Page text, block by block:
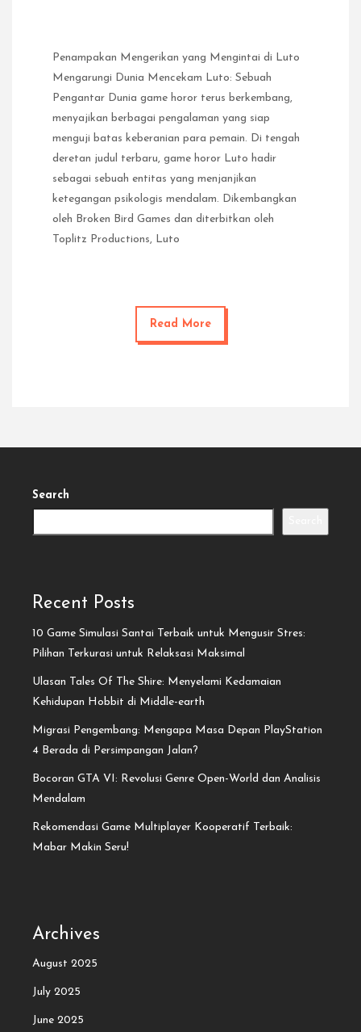
Penampakan Mengerikan yang Mengintai di Luto
Mengarungi Dunia Mencekam Luto: Sebuah
Pengantar Dunia game horor terus berkembang,
menyajikan berbagai pengalaman yang siap
menguji batas keberanian para pemain. Di tengah
deretan judul terbaru, game horor Luto hadir
sebagai sebuah entitas yang menjanjikan
ketegangan psikologis mendalam. Dikembangkan
oleh Broken Bird Games dan diterbitkan oleh
Toplitz Productions, Luto
Read More
Search
Recent Posts
10 Game Simulasi Santai Terbaik untuk Mengusir Stres:
Pilihan Terkurasi untuk Relaksasi Maksimal
Ulasan Tales Of The Shire: Menyelami Kedamaian
Kehidupan Hobbit di Middle-earth
Migrasi Pengembang: Mengapa Masa Depan PlayStation
4 Berada di Persimpangan Jalan?
Bocoran GTA VI: Revolusi Genre Open-World dan Analisis
Mendalam
Rekomendasi Game Multiplayer Kooperatif Terbaik:
Mabar Makin Seru!
Archives
August 2025
July 2025
June 2025